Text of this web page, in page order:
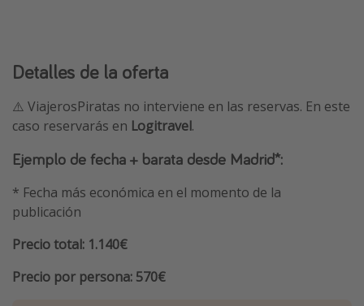
Detalles de la oferta
⚠️ ViajerosPiratas no interviene en las reservas. En este
caso reservarás en Logitravel.
Ejemplo de fecha + barata desde Madrid*:
* Fecha más económica en el momento de la
publicación
Precio total: 1.140€
Precio por persona: 570€